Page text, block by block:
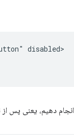
disabled>
انجام دهیم، یعنی پس